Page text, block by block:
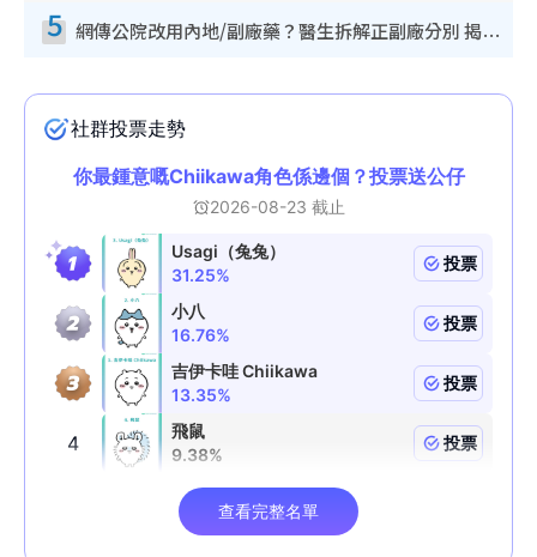
5 網傳公院改用內地/副廠藥？醫生拆解正副廠分別 揭4類人換藥隨時出事